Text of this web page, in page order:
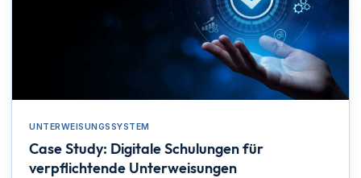
UNTERWEISUNGSSYSTEM
Case Study: Digitale Schulungen für
verpflichtende Unterweisungen